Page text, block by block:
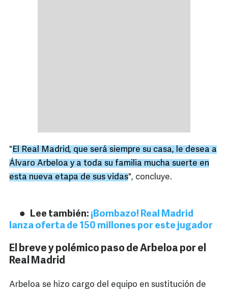
" El Real Madrid, que será siempre su casa, le desea a
Álvaro Arbeloa y a toda su familia mucha suerte en
esta nueva etapa de sus vidas", concluye.
Lee también: ¡Bombazo! Real Madrid
lanza oferta de 150 millones por este jugador
El breve y polémico paso de Arbeloa por el
Real Madrid
Arbeloa se hizo cargo del equipo en sustitución de